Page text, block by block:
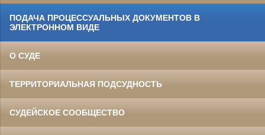
ПОДАЧА ПРОЦЕССУАЛЬНЫХ ДОКУМЕНТОВ В
ЭЛЕКТРОННОМ ВИДЕ
О СУДЕ
ТЕРРИТОРИАЛЬНАЯ ПОДСУДНОСТЬ
СУДЕЙСКОЕ СООБЩЕСТВО